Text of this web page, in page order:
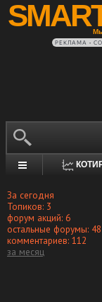
РЕКЛАМА •
За сегодня
Топиков: 3
форум акций: 6
остальные форумы: 48
комментариев: 112
за месяц